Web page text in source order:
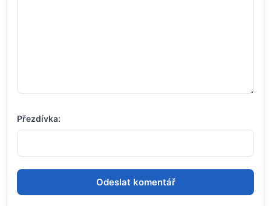
Přezdívka: